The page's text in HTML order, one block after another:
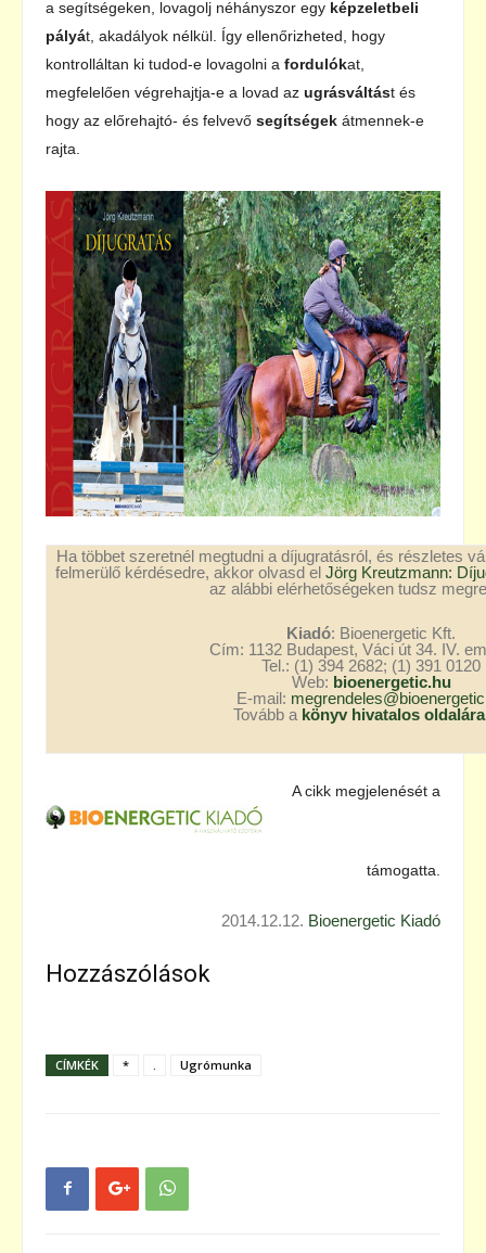
a segítségeken, lovagolj néhányszor egy képzeletbeli
pályát, akadályok nélkül. Így ellenőrizheted, hogy
kontrolláltan ki tudod-e lovagolni a fordulókat,
megfelelően végrehajtja-e a lovad az ugrásváltást és
hogy az előrehajtó- és felvevő segítségek átmennek-e
rajta.
Ha többet szeretnél megtudni a díjugratásról, és részletes
felmerülő kérdésedre, akkor olvasd el Jörg Kreutzmann:
az alábbi elérhetőségeken tudsz
Kiadó: Bioenergetic Kft.
Cím: 1132 Budapest, Váci út 34. IV.
Tel.: (1) 394 2682; (1) 391 0120
Web: bioenergetic.hu
E-mail:
Tovább a könyv hivatalos oldalára
A cikk megjelenését a
támogatta.
2014.12.12. Bioenergetic Kiadó
Hozzászólások
CÍMKÉK * Ugrómunka